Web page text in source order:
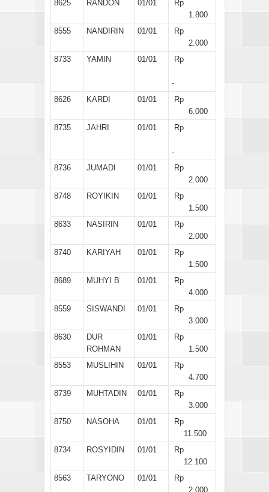
8625
RANDON 01/01
Rp
1.800
8555
NANDIRIN 01/01
Rp
2.000
8733
YAMIN 01/01 Rp
-
8626
KARDI 01/01
Rp
6.000
8735
JAHRI 01/01 Rp
-
8736
JUMADI 01/01
Rp
2.000
8748
ROYIKIN 01/01
Rp
1.500
8633
NASIRIN 01/01
Rp
2.000
8740
KARIYAH 01/01
Rp
1.500
8689
MUHYI B 01/01
Rp
4.000
8559
SISWANDI 01/01
Rp
3.000
8630
DUR
ROHMAN
01/01
Rp
1.500
8553
MUSLIHIN 01/01
Rp
4.700
8739
MUHTADIN 01/01
Rp
3.000
8750
NASOHA 01/01
Rp
11.500
8734
ROSYIDIN 01/01
Rp
12.100
8563
TARYONO 01/01
Rp
2.000